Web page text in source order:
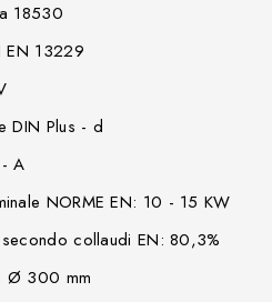
18530
EN 13229
DIN Plus - d
A
NORME EN: 10 - 15 KW
secondo collaudi EN: 80,3%
Ø 300 mm